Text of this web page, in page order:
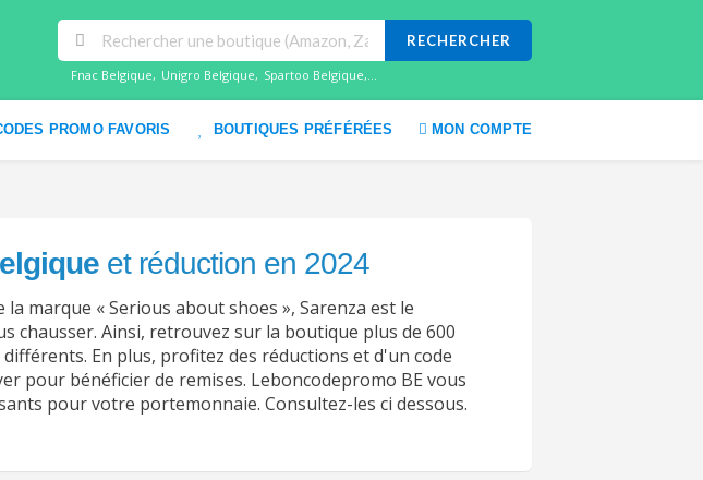
RECHERCHER
Fnac Belgique, Unigro Belgique, Spartoo Belgique,...
PROMO FAVORIS BOUTIQUES PRÉFÉRÉES MON COMPTE
et réduction en 2024
marque « Serious about shoes », Sarenza est le
chausser. Ainsi, retrouvez sur la boutique plus de 600
En plus, profitez des réductions et d'un code
pour bénéficier de remises. Leboncodepromo BE vous
pour votre portemonnaie. Consultez-les ci dessous.